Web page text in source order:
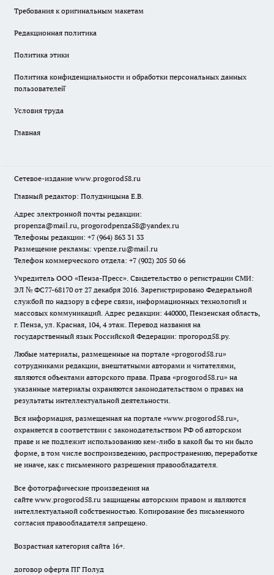
Требования к оригинальным макетам
Редакционная политика
Политика этики
Политика конфиденциальности и обработки персональных данных
пользователей̆
Условия труда
Главная
Сетевое-издание www.progorod58.ru
Главный редактор: Полудницына Е.В.
Адрес электронной почты редакции:
propenza@mail.ru, progorodpenza58@yandex.ru
Телефоны редакции: +7 (964) 863 31 33
Размещение рекламы: vpenze.ru@mail.ru
Телефон коммерческого отдела: +7 (902) 205 50 66
Учредитель ООО «Пенза-Пресс». Свидетельство о регистрации СМИ:
ЭЛ № ФС77-68170 от 27 декабря 2016. Зарегистрировано Федеральной
службой по надзору в сфере связи, информационных технологий и
массовых коммуникаций. Адрес редакции: 440000, Пензенская область,
г. Пенза, ул. Красная, 104, 4 этаж. Перевод названия на
государственный язык Российской Федерации: прогород58.ру.
Любые материалы, размещенные на портале «progorod58.ru»
сотрудниками редакции, внештатными авторами и читателями,
являются объектами авторского права. Права «progorod58.ru» на
указанные материалы охраняются законодательством о правах на
результаты интеллектуальной деятельности.
Вся информация, размещенная на портале «www.progorod58.ru»,
охраняется в соответствии с законодательством РФ об авторском
праве и не подлежит использованию кем-либо в какой бы то ни было
форме, в том числе воспроизведению, распространению, переработке
не иначе, как с письменного разрешения правообладателя.
Все фотографические произведения на
сайте www.progorod58.ru защищены авторским правом и являются
интеллектуальной собственностью. Копирование без письменного
согласия правообладателя запрещено.
Возрастная категория сайта 16+.
договор оферта ПГ Полуд